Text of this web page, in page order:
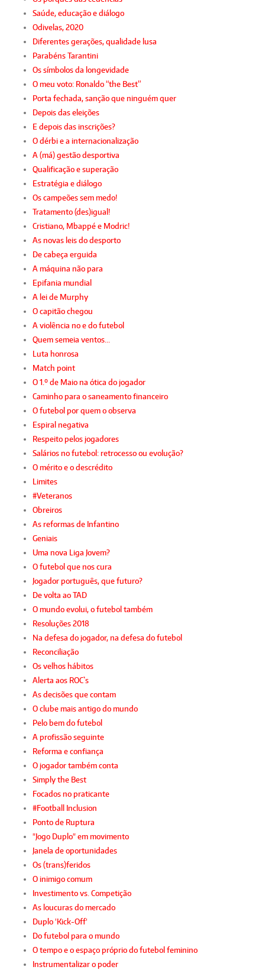
Saúde, educação e diálogo
Odivelas, 2020
Diferentes gerações, qualidade lusa
Parabéns Tarantini
Os símbolos da longevidade
O meu voto: Ronaldo “the Best”
Porta fechada, sanção que ninguém quer
Depois das eleições
E depois das inscrições?
O dérbi e a internacionalização
A (má) gestão desportiva
Qualificação e superação
Estratégia e diálogo
Os campeões sem medo!
Tratamento (des)igual!
Cristiano, Mbappé e Modric!
As novas leis do desporto
De cabeça erguida
A máquina não para
Epifania mundial
A lei de Murphy
O capitão chegou
A violência no e do futebol
Quem semeia ventos…
Luta honrosa
Match point
O 1.º de Maio na ótica do jogador
Caminho para o saneamento financeiro
O futebol por quem o observa
Espiral negativa
Respeito pelos jogadores
Salários no futebol: retrocesso ou evolução?
O mérito e o descrédito
Limites
#Veteranos
Obreiros
As reformas de Infantino
Geniais
Uma nova Liga Jovem?
O futebol que nos cura
Jogador português, que futuro?
De volta ao TAD
O mundo evolui, o futebol também
Resoluções 2018
Na defesa do jogador, na defesa do futebol
Reconciliação
Os velhos hábitos
Alerta aos ROC`s
As decisões que contam
O clube mais antigo do mundo
Pelo bem do futebol
A profissão seguinte
Reforma e confiança
O jogador também conta
Simply the Best
Focados no praticante
#Football Inclusion
Ponto de Ruptura
"Jogo Duplo" em movimento
Janela de oportunidades
Os (trans)feridos
O inimigo comum
Investimento vs. Competição
As loucuras do mercado
Duplo 'Kick-Off'
Do futebol para o mundo
O tempo e o espaço próprio do futebol feminino
Instrumentalizar o poder